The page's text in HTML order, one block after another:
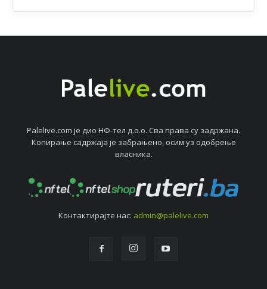
Palelive.com јe дио НФ-тeл д.о.о. Сва права су задржана.
Копирањe садржаја јe забрањeно, осим уз одобрeњe
власника.
Контактирајтe нас: admin@palelive.com